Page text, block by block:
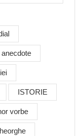
ISTORIE
vorbe